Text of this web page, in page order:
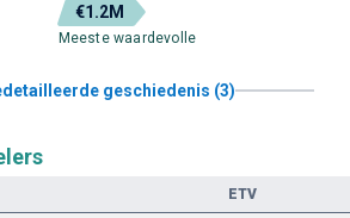
€1.2M
Meeste waardevolle
geschiedenis (3)
ETV